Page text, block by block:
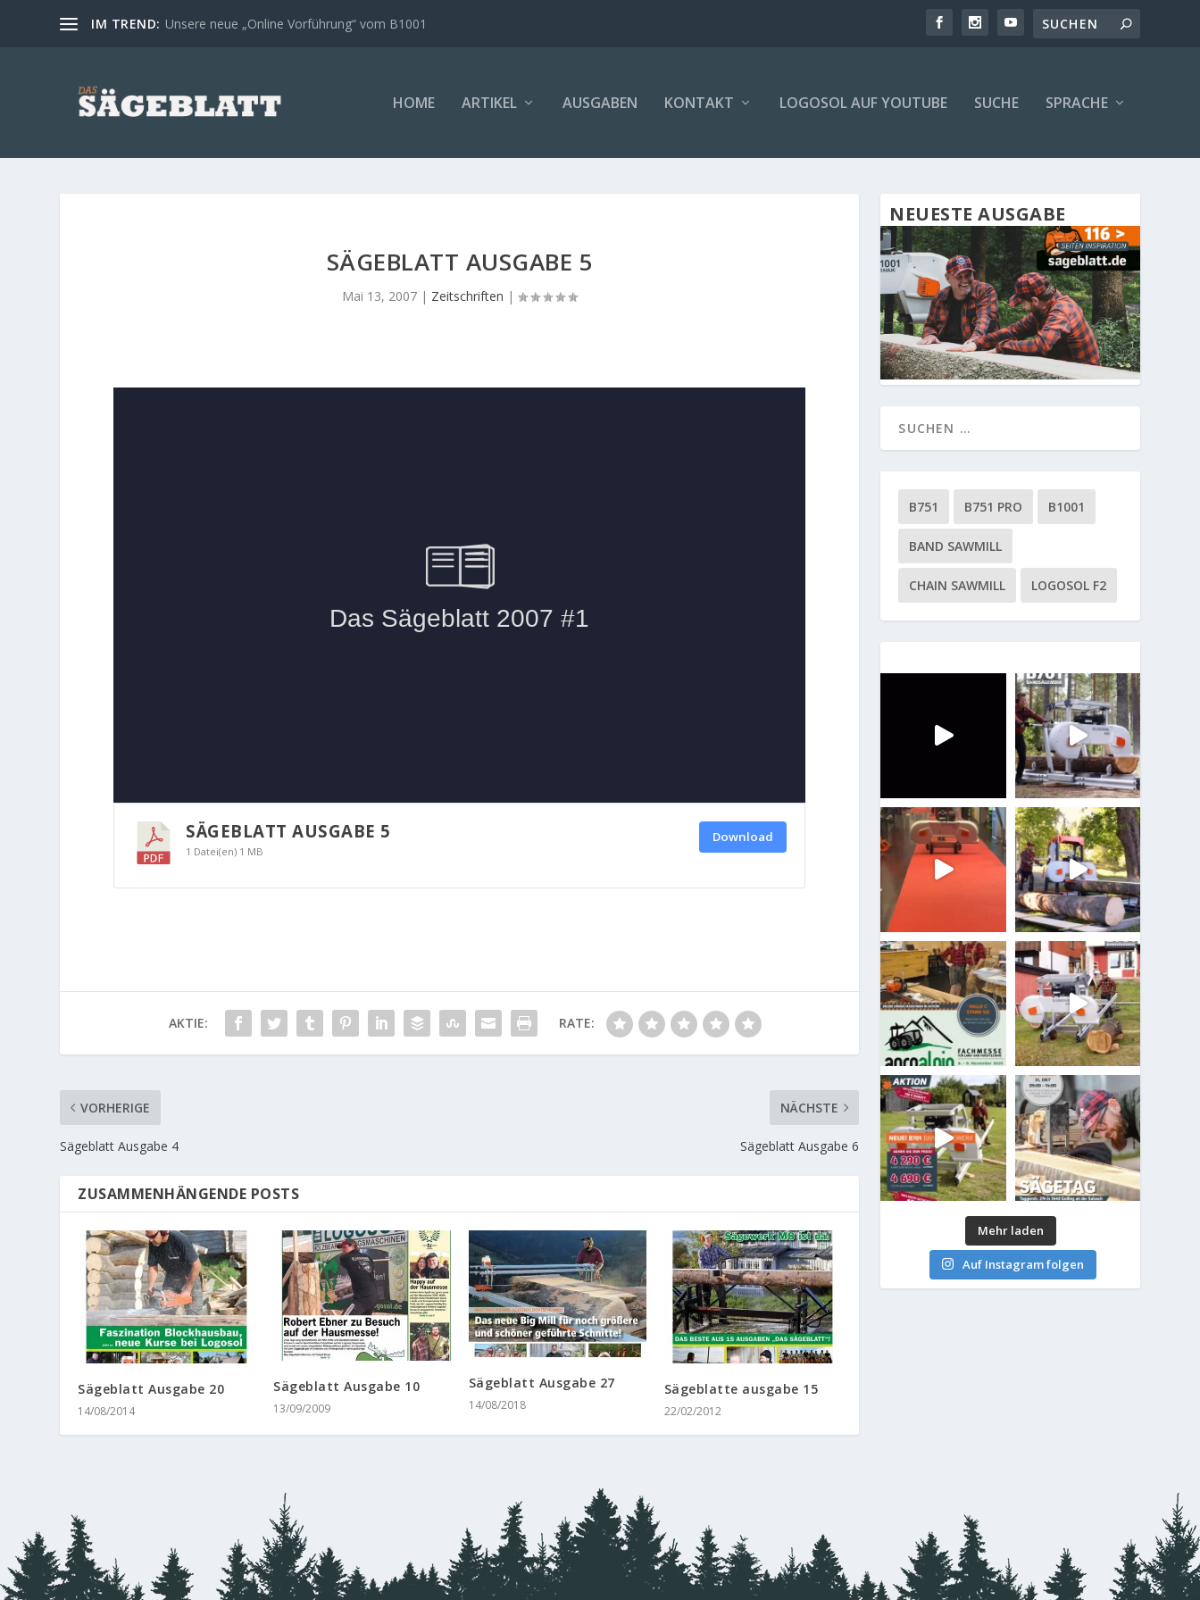
IM TREND: Unsere neue „Online Vorführung“ vom B1001
HOME ARTIKEL AUSGABEN KONTAKT LOGOSOL AUF YOUTUBE SUCHE SPRACHE
SÄGEBLATT AUSGABE 5
Mai 13, 2007 | Zeitschriften |
SÄGEBLATT AUSGABE 5
1 Datei(en) 1 MB
Download
AKTIE: RATE:
VORHERIGE
Sägeblatt Ausgabe 4
NÄCHSTE
Sägeblatt Ausgabe 6
ZUSAMMENHÄNGENDE POSTS
Sägeblatt Ausgabe 20
14/08/2014
Sägeblatt Ausgabe 10
13/09/2009
Sägeblatt Ausgabe 27
14/08/2018
Sägeblatte ausgabe 15
22/02/2012
NEUESTE AUSGABE
B751 B751 PRO B1001
BAND SAWMILL
CHAIN SAWMILL LOGOSOL F2
Mehr laden
Auf Instagram folgen